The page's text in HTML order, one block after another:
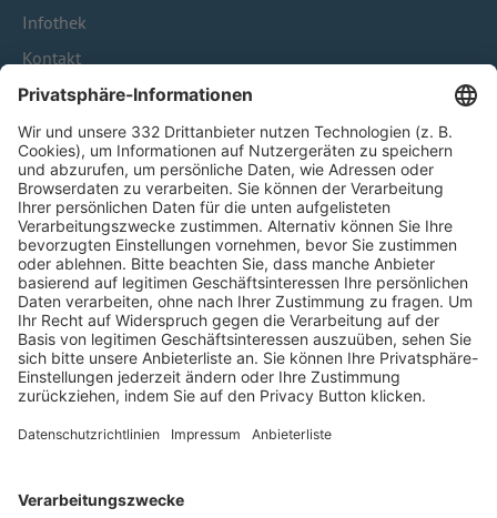
Infothek
Kontakt
HÄUFIG BESUCHTE SEITEN
Pässe und Vereinswechsel
Trainerausbildung
Schulungsangebot Vereinsmitarbeiter
BFV-Geschäftsstellen
Trainerbörse
Login SpielPlus
FOLGE DEM BFV